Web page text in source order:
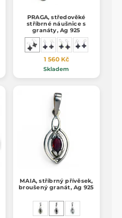
PRAGA, středověké
stříbrné náušnice s
granáty, Ag 925
1 560 Kč
Skladem
MAIA, stříbrný přívěsek,
broušený granát, Ag 925